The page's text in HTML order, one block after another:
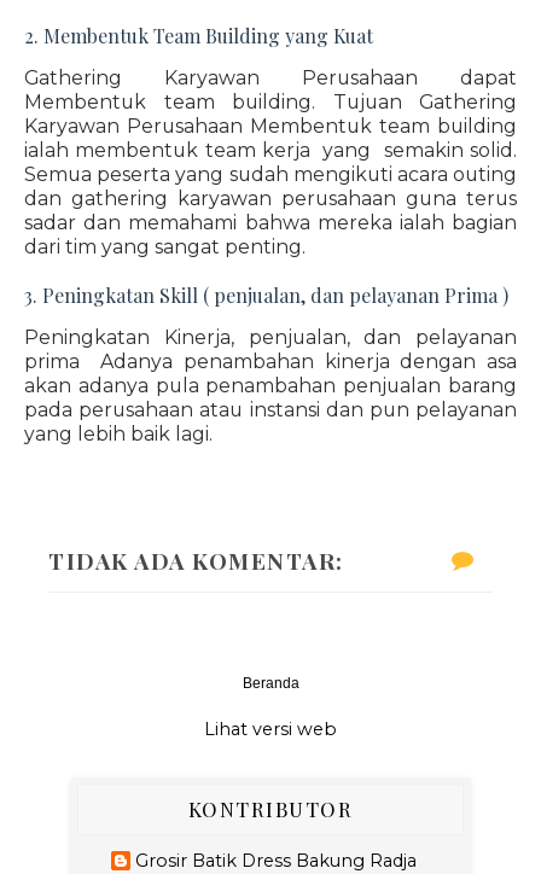
2. Membentuk Team Building yang Kuat
Gathering Karyawan Perusahaan dapat
Membentuk team building. Tujuan Gathering
Karyawan Perusahaan Membentuk team building
ialah membentuk team kerja yang semakin solid.
Semua peserta yang sudah mengikuti acara outing
dan gathering karyawan perusahaan guna terus
sadar dan memahami bahwa mereka ialah bagian
dari tim yang sangat penting.
3. Peningkatan Skill ( penjualan, dan pelayanan Prima )
Peningkatan Kinerja, penjualan, dan pelayanan
prima Adanya penambahan kinerja dengan asa
akan adanya pula penambahan penjualan barang
pada perusahaan atau instansi dan pun pelayanan
yang lebih baik lagi.
TIDAK ADA KOMENTAR:
Beranda
Lihat versi web
KONTRIBUTOR
Grosir Batik Dress Bakung Radja